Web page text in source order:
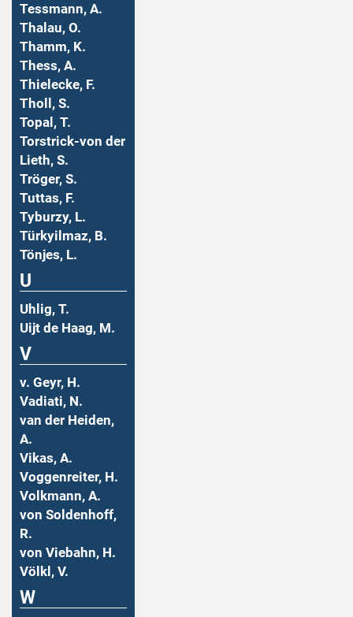
Tessmann, A.
Thalau, O.
Thamm, K.
Thess, A.
Thielecke, F.
Tholl, S.
Topal, T.
Torstrick-von der
Lieth, S.
Tröger, S.
Tuttas, F.
Tyburzy, L.
Türkyilmaz, B.
Tönjes, L.
U
Uhlig, T.
Uijt de Haag, M.
V
v. Geyr, H.
Vadiati, N.
van der Heiden,
A.
Vikas, A.
Voggenreiter, H.
Volkmann, A.
von Soldenhoff,
R.
von Viebahn, H.
Völkl, V.
W